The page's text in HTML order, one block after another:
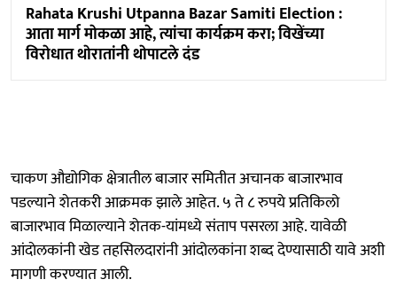
Rahata Krushi Utpanna Bazar Samiti Election :
आता मार्ग माेकळा आहे, त्यांचा कार्यक्रम करा; विखेंच्या
विराेधात थाेरातांनी थाेपाटले दंड
चाकण औद्योगिक क्षेत्रातील बाजार समितीत अचानक बाजारभाव
पडल्याने शेतकरी आक्रमक झाले आहेत. ५ ते ८ रुपये प्रतिकिलो
बाजारभाव मिळाल्याने शेतक-यांमध्ये संताप पसरला आहे. यावेळी
आंदाेलकांनी खेड तहसिलदारांनी आंदोलकांना शब्द देण्यासाठी यावे अशी
मागणी करण्यात आली.